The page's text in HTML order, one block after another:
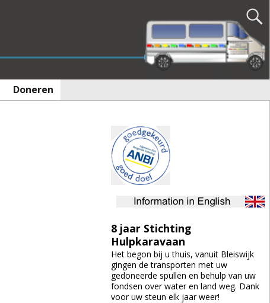
Doneren
8 jaar Stichting
Hulpkaravaan
Het begon bij u thuis, vanuit Bleiswijk
gingen de transporten met uw
gedoneerde spullen en behulp van uw
fondsen over water en land weg. Dank
voor uw steun elk jaar weer!